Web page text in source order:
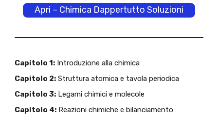
Apri – Chimica Dappertutto Soluzioni
Capitolo 1: Introduzione alla chimica
Capitolo 2: Struttura atomica e tavola periodica
Capitolo 3: Legami chimici e molecole
Capitolo 4: Reazioni chimiche e bilanciamento